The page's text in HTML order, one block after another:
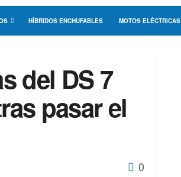
HÍBRIDOS ENCHUFABLES MOTOS ELÉCTRICAS
del DS 7
pasar el
0